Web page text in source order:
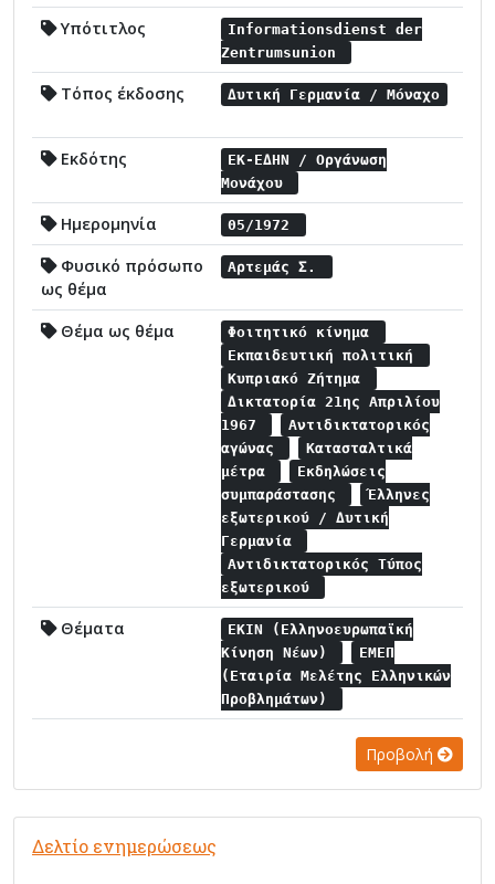
Υπότιτλος
Informationsdienst der
Zentrumsunion
Τόπος έκδοσης Δυτική Γερμανία / Μόναχο
Εκδότης
ΕΚ-ΕΔΗΝ / Οργάνωση
Μονάχου
Ημερομηνία 05/1972
Φυσικό πρόσωπο
ως θέμα
Αρτεμάς Σ.
Θέμα ως θέμα
Φοιτητικό κίνημα
Εκπαιδευτική πολιτική
Κυπριακό Ζήτημα
Δικτατορία 21ης Απριλίου
1967
Αντιδικτατορικός
αγώνας
Κατασταλτικά
μέτρα
Εκδηλώσεις
συμπαράστασης
Έλληνες
εξωτερικού / Δυτική
Γερμανία
Αντιδικτατορικός Τύπος
εξωτερικού
Θέματα
ΕΚΙΝ (Ελληνοευρωπαϊκή
Κίνηση Νέων)
ΕΜΕΠ
(Εταιρία Μελέτης Ελληνικών
Προβλημάτων)
Προβολή
Δελτίο ενημερώσεως